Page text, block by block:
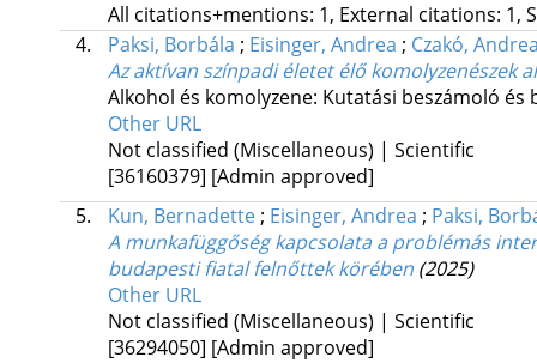
All citations+mentions: 1, External citations: 1,
4.
Paksi, Borbála ; Eisinger, Andrea ; Czakó,
Az aktívan színpadi életet élő komolyzenészek
Alkohol és komolyzene: Kutatási beszámoló és
Other URL
Not classified (Miscellaneous) | Scientific
[36160379] [Admin approved]
5.
Kun, Bernadette; Eisinger, Andrea ; Paksi,
A munkafüggőség kapcsolata a problémás
budapesti fiatal felnőttek körében (2025)
Other URL
Not classified (Miscellaneous) | Scientific
[36294050] [Admin approved]